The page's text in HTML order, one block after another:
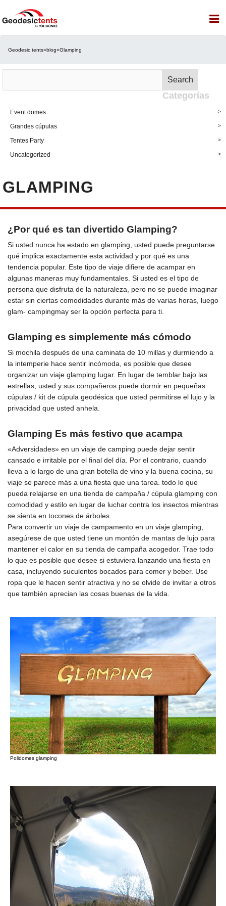
Geodesic tents»blog»Glamping
Buscar
Search
Categorías
Event domes
Grandes cúpulas
Tentes Party
Uncategorized
GLAMPING
¿Por qué es tan divertido Glamping?
Si usted nunca ha estado en glamping, usted puede preguntarse
qué implica exactamente esta actividad y por qué es una
tendencia popular. Este tipo de viaje difiere de acampar en
algunas maneras muy fundamentales. Si usted es el tipo de
persona que disfruta de la naturaleza, pero no se puede imaginar
estar sin ciertas comodidades durante más de varias horas, luego
glam- campingmay ser la opción perfecta para ti.
Glamping es simplemente más cómodo
Si mochila después de una caminata de 10 millas y durmiendo a
la intemperie hace sentir incómoda, es posible que desee
organizar un viaje glamping lugar. En lugar de temblar bajo las
estrellas, usted y sus compañeros puede dormir en pequeñas
cúpulas / kit de cúpula geodésica que usted permitirse el lujo y la
privacidad que usted anhela.
Glamping Es más festivo que acampa
«Adversidades» en un viaje de camping puede dejar sentir
cansado e irritable por el final del día. Por el contrario, cuando
lleva a lo largo de una gran botella de vino y la buena cocina, su
viaje se parece más a una fiesta que una tarea. todo lo que
pueda relajarse en una tienda de campaña / cúpula glamping con
comodidad y estilo en lugar de luchar contra los insectos mientras
se sienta en tocones de árboles.
Para convertir un viaje de campamento en un viaje glamping,
asegúrese de que usted tiene un montón de mantas de lujo para
mantener el calor en su tienda de campaña acogedor. Trae todo
lo que es posible que desee si estuviera lanzando una fiesta en
casa, incluyendo suculentos bocados para comer y beber. Use
ropa que le hacen sentir atractiva y no se olvide de invitar a otros
que también aprecian las cosas buenas de la vida.
Polidomes glamping